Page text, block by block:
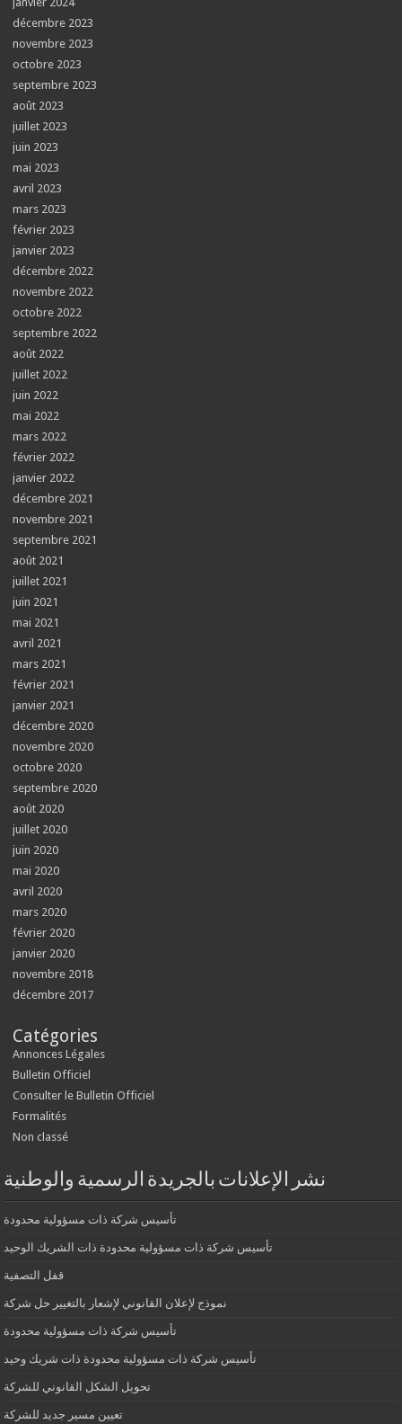
décembre 2023
novembre 2023
octobre 2023
septembre 2023
août 2023
juillet 2023
juin 2023
mai 2023
avril 2023
mars 2023
février 2023
janvier 2023
décembre 2022
novembre 2022
octobre 2022
septembre 2022
août 2022
juillet 2022
juin 2022
mai 2022
mars 2022
février 2022
janvier 2022
décembre 2021
novembre 2021
septembre 2021
août 2021
juillet 2021
juin 2021
mai 2021
avril 2021
mars 2021
février 2021
janvier 2021
décembre 2020
novembre 2020
octobre 2020
septembre 2020
août 2020
juillet 2020
juin 2020
mai 2020
avril 2020
mars 2020
février 2020
janvier 2020
novembre 2018
décembre 2017
Catégories
Annonces Légales
Bulletin Officiel
Consulter le Bulletin Officiel
Formalités
Non classé
نشر الإعلانات بالجريدة الرسمية والوطنية
تأسيس شركة ذات مسؤولية محدودة
تأسيس شركة ذات مسؤولية محدودة ذات الشريك الوحيد
قفل التصفية
نموذج لإعلان القانوني لإشعار بالتغيير حل شركة
تأسيس شركة ذات مسؤولية محدودة
تأسيس شركة ذات مسؤولية محدودة ذات شريك وحيد
تحويل الشكل القانوني للشركة
تعيين مسير جديد للشركة